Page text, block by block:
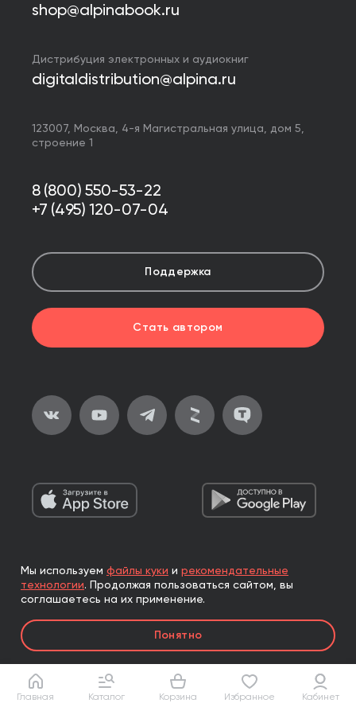
shop@alpinabook.ru
Дистрибуция электронных и аудиокниг
digitaldistribution@alpina.ru
123007, Москва, 4-я Магистральная улица, дом 5,
строение 1
8 (800) 550-53-22
+7 (495) 120-07-04
Поддержка
Стать автором
2026, ООО «Альпина Паблишер»
Все права защищены
Книги реализуются ООО «Альпина Паблишер»
по договору комиссии с ООО «Альпина нон-фикшн»,
по договору комиссии с ООО «Альпина ПРО».
Мы используем файлы куки и рекомендательные
технологии. Продолжая пользоваться сайтом, вы
соглашаетесь на их применение.
Понятно
Главная Каталог Корзина Избранное Кабинет